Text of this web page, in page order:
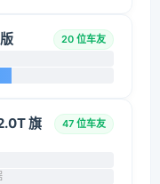
20 位车友
旗
47 位车友